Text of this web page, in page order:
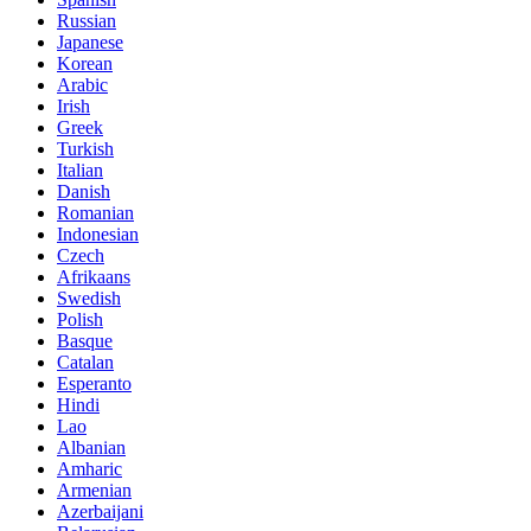
Russian
Japanese
Korean
Arabic
Irish
Greek
Turkish
Italian
Danish
Romanian
Indonesian
Czech
Afrikaans
Swedish
Polish
Basque
Catalan
Esperanto
Hindi
Lao
Albanian
Amharic
Armenian
Azerbaijani